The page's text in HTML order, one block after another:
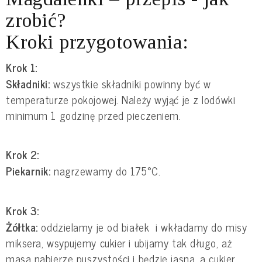
zrobić?
Kroki przygotowania:
Krok 1:
Składniki: wszystkie składniki powinny być w
temperaturze pokojowej. Należy wyjąć je z lodówki
minimum 1 godzinę przed pieczeniem.
Krok 2:
Piekarnik: nagrzewamy do 175°C.
Krok 3:
Żółtka: oddzielamy je od białek i wkładamy do misy
miksera, wsypujemy cukier i ubijamy tak długo, aż
masa nabierze puszystości i będzie jasna, a cukier